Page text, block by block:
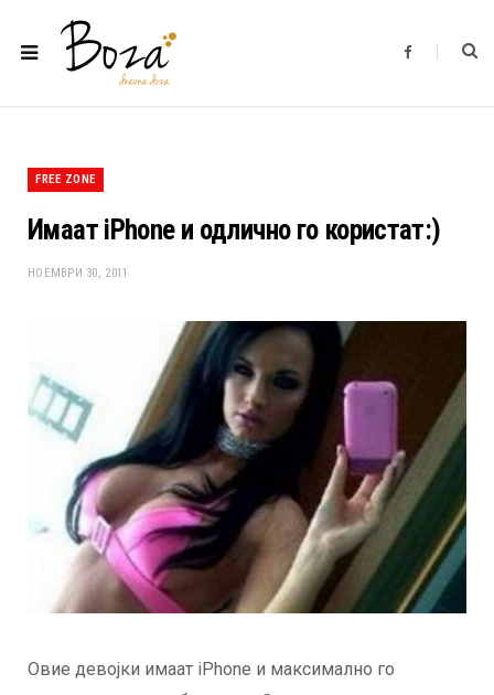
F
b
FREE ZONE
Имаат iPhone и одлично го користат:)
НОЕМВРИ 30, 2011
Овие девојки имаат iPhone и максимално го